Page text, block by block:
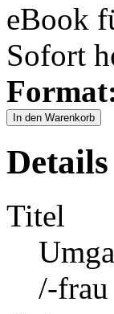
eBook
Sofort
In den Warenkorb
Details
Titel
/-frau